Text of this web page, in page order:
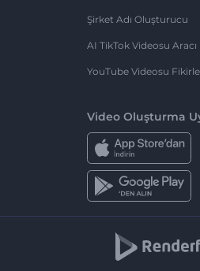
Şirket Adı Oluşturucu
AI TikTok Videosu Aracı
YouTube Videosu
Video Oluşturma